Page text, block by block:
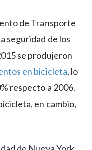
de Transporte
seguridad de los
se produjeron
en bicicleta, lo
respecto a 2006.
en cambio,